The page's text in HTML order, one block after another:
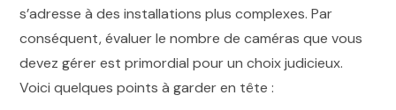
s’adresse à des installations plus complexes. Par
conséquent, évaluer le nombre de caméras que vous
devez gérer est primordial pour un choix judicieux.
Voici quelques points à garder en tête :